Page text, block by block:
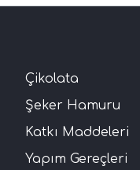
Çikolata
Şeker Hamuru
Katkı Maddeleri
Yapım Gereçleri